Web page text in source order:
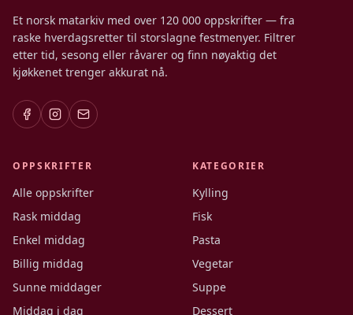
Et norsk matarkiv med over 120 000 oppskrifter — fra
raske hverdagsretter til storslagne festmenyer. Filtrer
etter tid, sesong eller råvarer og finn nøyaktig det
kjøkkenet trenger akkurat nå.
OPPSKRIFTER
Alle oppskrifter
Rask middag
Enkel middag
Billig middag
Sunne middager
Middag i dag
KATEGORIER
Kylling
Fisk
Pasta
Vegetar
Suppe
Dessert